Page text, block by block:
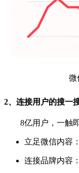
微
2、连接用户的搜一
8亿用户，一触
立足微信内容
连接品牌内容